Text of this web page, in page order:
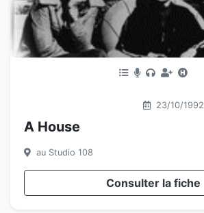
23/10/1992
A House
au Studio 108
Consulter la fiche